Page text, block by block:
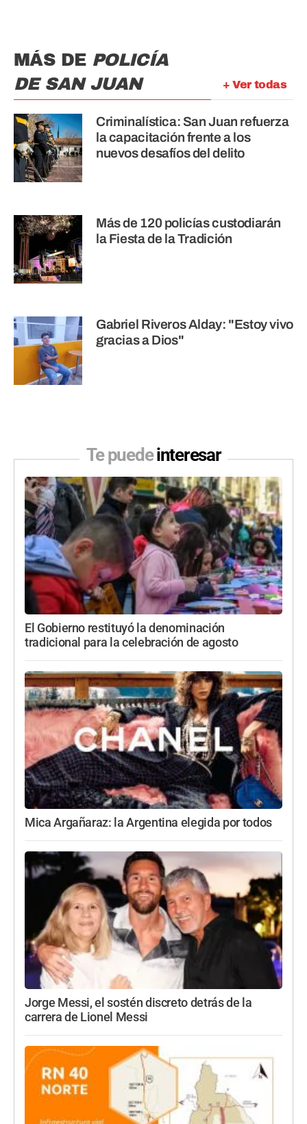
+ Ver todas
MÁS DE POLICÍA
DE SAN JUAN
Criminalística: San Juan refuerza
la capacitación frente a los
nuevos desafíos del delito
Más de 120 policías custodiarán
la Fiesta de la Tradición
Gabriel Riveros Alday: "Estoy vivo
gracias a Dios"
Te puedeinteresar
El Gobierno restituyó la denominación
tradicional para la celebración de agosto
Mica Argañaraz: la Argentina elegida por todos
Jorge Messi, el sostén discreto detrás de la
carrera de Lionel Messi